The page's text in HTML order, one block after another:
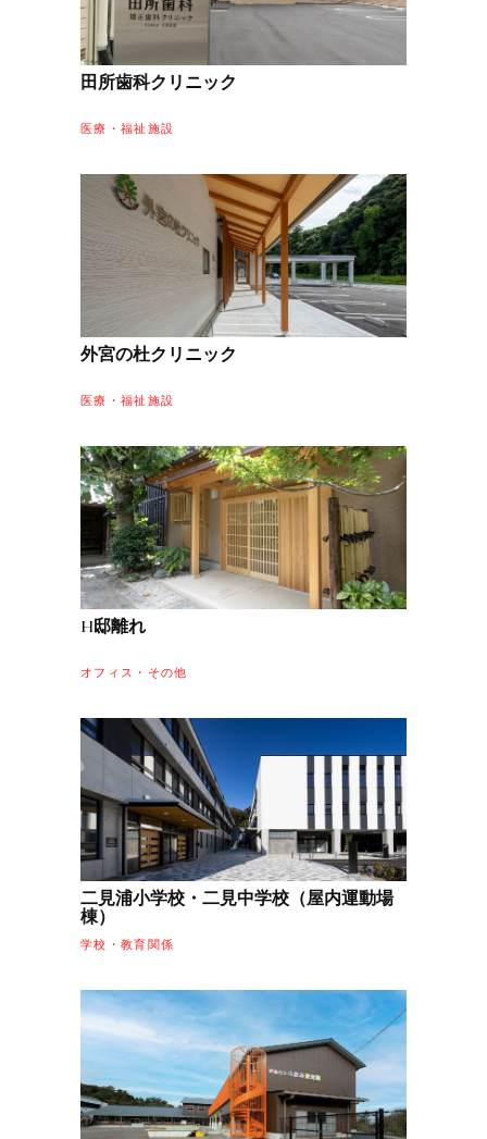
田所歯科クリニック
医療・福祉施設
外宮の杜クリニック
医療・福祉施設
H邸離れ
オフィス・その他
二見浦小学校・二見中学校（屋内運動場
棟）
学校・教育関係